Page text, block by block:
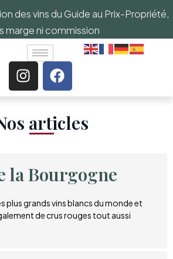
des vins du Guide au Prix-Propriété,
marge ni commission
articles​
la Bourgogne
plus grands vins blancs du monde et
de crus rouges tout aussi